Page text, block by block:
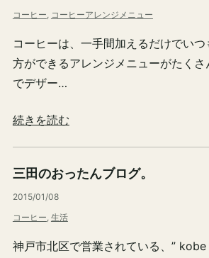
コーヒー, コーヒーアレンジメニュー
コーヒーは、一手間加えるだけでい
方ができるアレンジメニューがたく
でデザー…
続きを読む
三田のおったんブログ。
2015/01/08
コーヒー, 生活
神戸市北区で営業されている、”